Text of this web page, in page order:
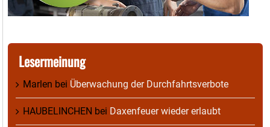
Lesermeinung
Marlen bei Überwachung der Durchfahrtsverbote
HAUBELINCHEN bei Daxenfeuer wieder erlaubt